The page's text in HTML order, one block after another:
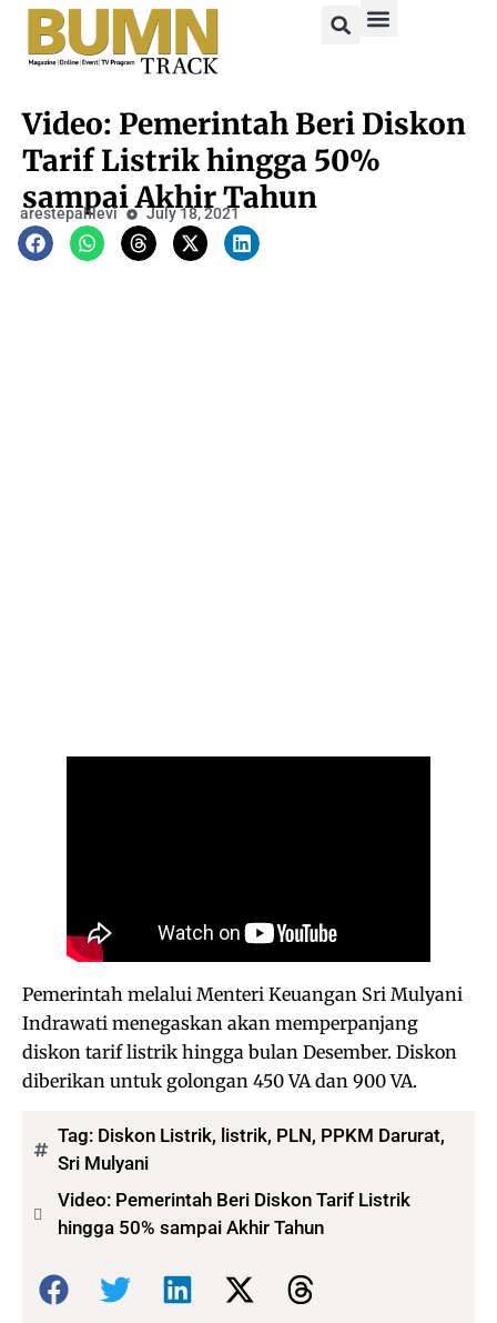
Video: Pemerintah Beri Diskon
Tarif Listrik hingga 50%
sampai Akhir Tahun
arestepahlevi July 18, 2021
Pemerintah melalui Menteri Keuangan Sri Mulyani
Indrawati menegaskan akan memperpanjang
diskon tarif listrik hingga bulan Desember. Diskon
diberikan untuk golongan 450 VA dan 900 VA.
Tag: Diskon Listrik, listrik, PLN, PPKM Darurat,
Sri Mulyani
Video: Pemerintah Beri Diskon Tarif Listrik
hingga 50% sampai Akhir Tahun
Bagikan: